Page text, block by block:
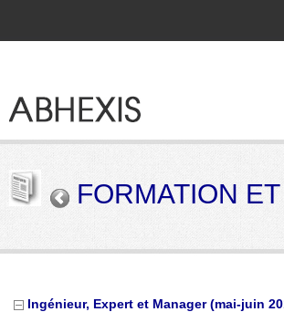
FORMATION
Ingénieur, Expert et Manager (mai-juin